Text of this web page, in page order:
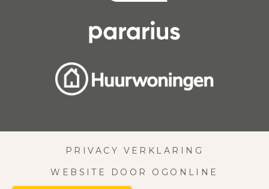
PRIVACY VERKLARING
WEBSITE DOOR OGONLINE